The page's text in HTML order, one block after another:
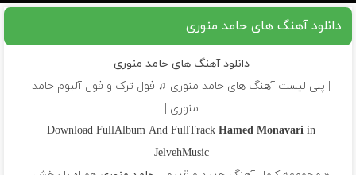
دانلود آهنگ های حامد منوری
دانلود آهنگ های حامد منوری
| پلی لیست آهنگ های حامد منوری ♫ فول ترک و فول آلبوم حامد
منوری |
Download FullAlbum And FullTrackHamed Monavariin
JelvehMusic